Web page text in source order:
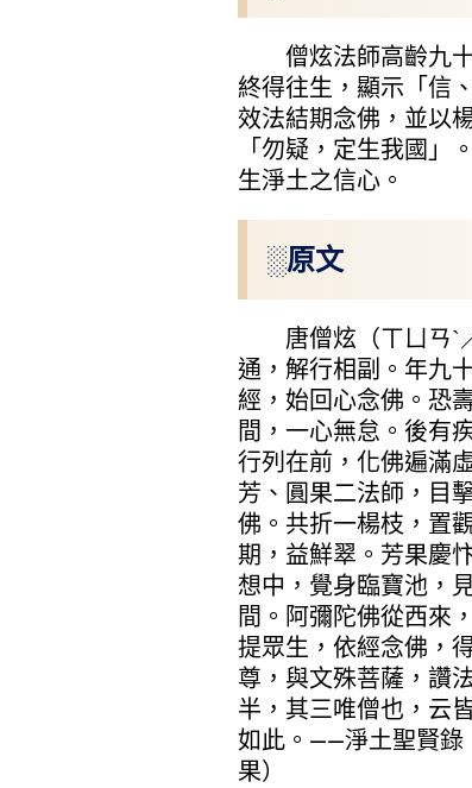
僧炫法師高齡九十
終得往生，顯示「信
效法結期念佛，並以
「勿疑，定生我國」
生淨土之信心。
░原文
唐僧炫（ㄒㄩㄢˋ
通，解行相副。年九
經，始回心念佛。恐
間，一心無怠。後有
行列在前，化佛遍滿
芳、圓果二法師，目
佛。共折一楊枝，置
期，益鮮翠。芳果慶
想中，覺身臨寶池，
間。阿彌陀佛從西來
提眾生，依經念佛，
尊，與文殊菩薩，讚
半，其三唯僧也，云
如此。——淨土聖賢錄
果）